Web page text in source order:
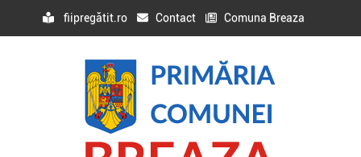
fiipregătit.ro Contact Comuna Breaza